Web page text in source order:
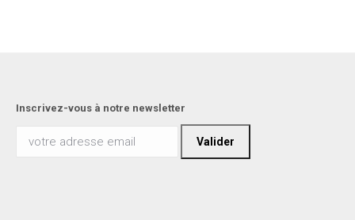
Inscrivez-vous à notre newsletter